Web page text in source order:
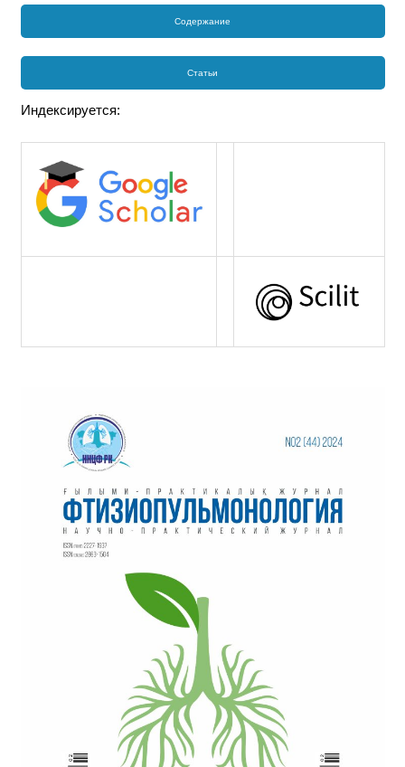
Содержание
Статьи
Индексируется: